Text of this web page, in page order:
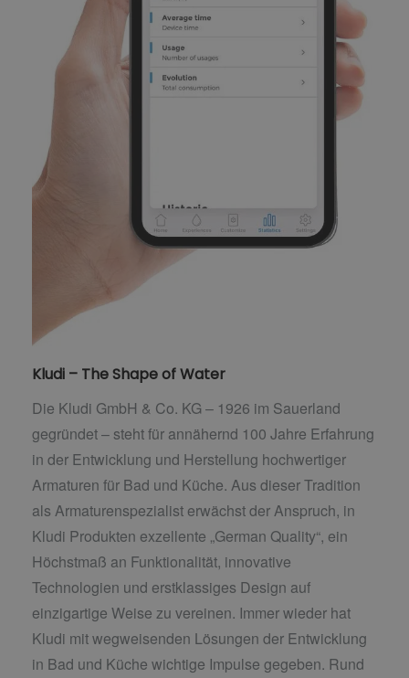
Kludi – The Shape of Water
Die Kludi GmbH & Co. KG – 1926 im Sauerland
gegründet – steht für annähernd 100 Jahre Erfahrung
in der Entwicklung und Herstellung hochwertiger
Armaturen für Bad und Küche. Aus dieser Tradition
als Armaturenspezialist erwächst der Anspruch, in
Kludi Produkten exzellente „German Quality“, ein
Höchstmaß an Funktionalität, innovative
Technologien und erstklassiges Design auf
einzigartige Weise zu vereinen. Immer wieder hat
Kludi mit wegweisenden Lösungen der Entwicklung
in Bad und Küche wichtige Impulse gegeben. Rund